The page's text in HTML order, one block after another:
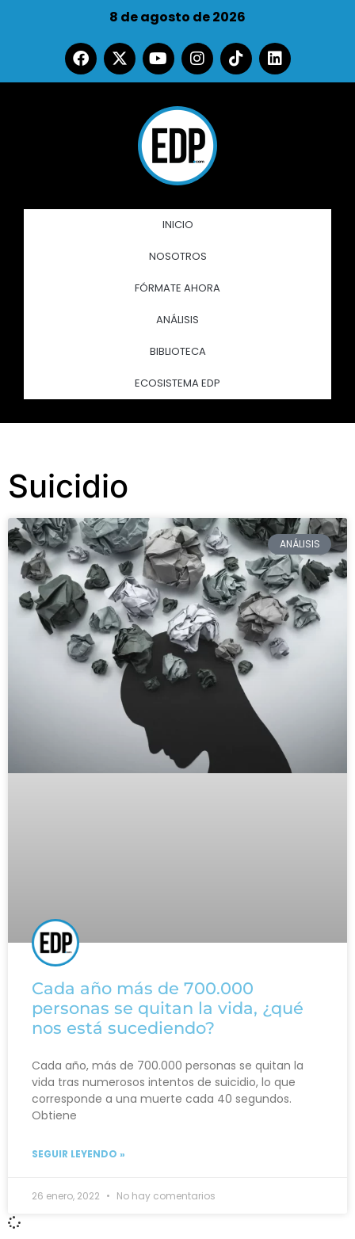
8 de agosto de 2026
INICIO
NOSOTROS
FÓRMATE AHORA
ANÁLISIS
BIBLIOTECA
ECOSISTEMA EDP
Suicidio
ANÁLISIS
Cada año más de 700.000
personas se quitan la vida, ¿qué
nos está sucediendo?
Cada año, más de 700.000 personas se quitan la
vida tras numerosos intentos de suicidio, lo que
corresponde a una muerte cada 40 segundos.
Obtiene
SEGUIR LEYENDO »
26 enero, 2022 No hay comentarios